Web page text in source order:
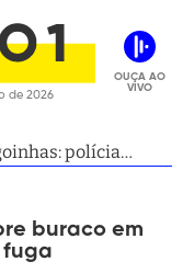
de 2026
OUÇA AO
VIVO
polícia
buraco em
fuga